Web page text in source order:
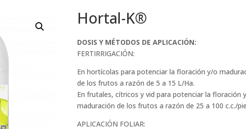
Hortal-K®
DOSIS Y MÉTODOS DE APLICACIÓN:
FERTIRRIGACIÓN:
En hortícolas para potenciar la floración y/o
de los frutos a razón de 5 a 15 L/Ha.
En frutales, cítricos y vid para potenciar la floración
maduración de los frutos a razón de 25 a 100 c.c./
APLICACIÓN FOLIAR: